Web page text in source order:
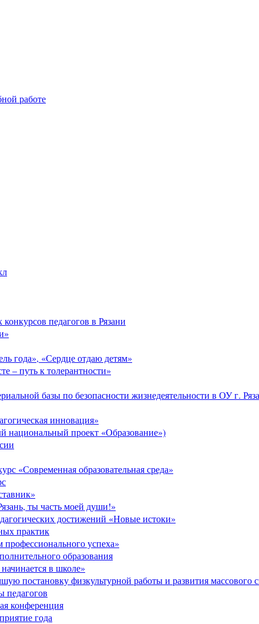
работе
педагогов в Рязани
года», «Сердце отдаю детям»
– путь к толерантности»
базы по безопасности жизнедеятельности в ОУ г.
инновация»
проект «Образование»)
«Современная образовательная среда»
ты часть моей души!»
достижений «Новые истоки»
практик
успеха»
образования
в школе»
постановку физкультурной работы и развития массового
педагогов
конференция
года